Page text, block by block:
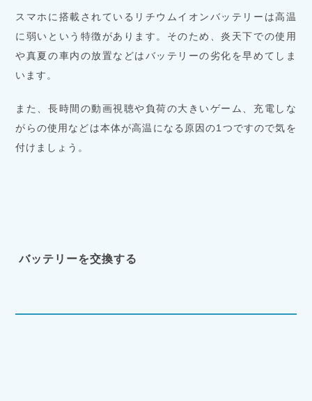
スマホに搭載されているリチウムイオンバッテリーは高温
に弱いという特徴があります。そのため、炎天下での使用
や真夏の車内の放置などはバッテリーの劣化を早めてしま
います。
また、長時間の動画視聴や負荷の大きいゲーム、充電しな
がらの使用などは本体が高温になる原因の1つですので気を
付けましょう。
バッテリーを交換する